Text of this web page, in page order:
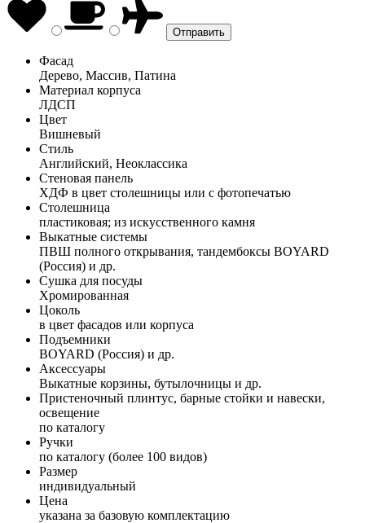
Фасад
Дерево, Массив, Патина
Материал корпуса
ЛДСП
Цвет
Вишневый
Стиль
Английский, Неоклассика
Стеновая панель
ХДФ в цвет столешницы или с фотопечатью
Столешница
пластиковая; из искусственного камня
Выкатные системы
ПВШ полного открывания, тандембоксы BOYARD
(Россия) и др.
Сушка для посуды
Хромированная
Цоколь
в цвет фасадов или корпуса
Подъемники
BOYARD (Россия) и др.
Аксессуары
Выкатные корзины, бутылочницы и др.
Пристеночный плинтус, барные стойки и навески,
освещение
по каталогу
Ручки
по каталогу (более 100 видов)
Размер
индивидуальный
Цена
указана за базовую комплектацию